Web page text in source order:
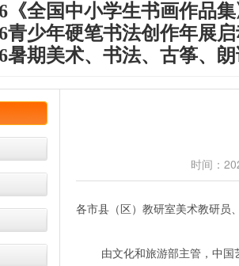
《全国中小学生书画作品
青少年硬笔书法创作年展
暑期美术、书法、古筝、
时间：
各市县 （区） 教研室美术教研员
由文化和旅游部主管，中国艺